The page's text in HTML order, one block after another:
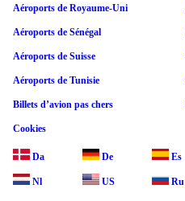
Aéroports de Royaume-Uni
Aéroports de Sénégal
Aéroports de Suisse
Aéroports de Tunisie
Billets d’avion pas chers
Cookies
Da De Es
Nl US Ru